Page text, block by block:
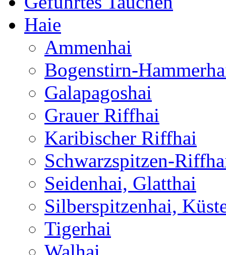
Haie
Ammenhai
Bogenstirn-
Galapagoshai
Grauer Riffhai
Karibischer Riffhai
Schwarzspitzen-
Seidenhai, Glatthai
Silberspitzenhai,
Tigerhai